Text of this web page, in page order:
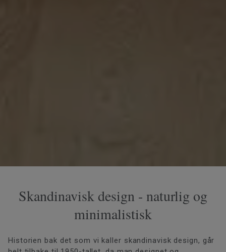
Skandinavisk design - naturlig og
minimalistisk
Historien bak det som vi kaller skandinavisk design, går